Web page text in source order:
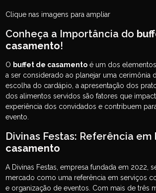
Clique nas imagens para ampliar
Conheça a Importância do
casamento!
O buffet de casamento é um dos
a ser considerado ao planejar uma cerimônia
escolha do cardápio, a apresentação dos
dos alimentos servidos são fatores que
experiência dos convidados e contribuem
evento.
Divinas Festas: Referência em
casamento
A Divinas Festas, empresa fundada em 2022,
mercado como uma referência em serviços
e organização de eventos. Com mais de três